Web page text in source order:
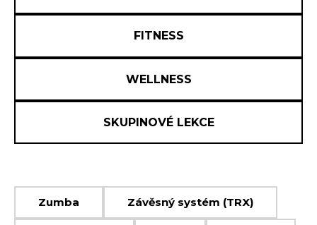
FITNESS
WELLNESS
SKUPINOVÉ LEKCE
Zumba Závěsný systém (TRX)